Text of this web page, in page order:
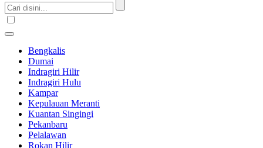
Bengkalis
Dumai
Indragiri Hilir
Indragiri Hulu
Kampar
Kepulauan Meranti
Kuantan Singingi
Pekanbaru
Pelalawan
Rokan Hilir